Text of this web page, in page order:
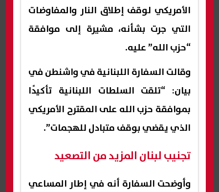
الأمريكي لوقف إطلاق النار والمفاوضات
التي جرت بشأنه، مشيرة إلى موافقة
“حزب الله” عليه.
وقالت السفارة اللبنانية في واشنطن في
بيان: “تلقت السلطات اللبنانية تأكيدًا
بموافقة حزب الله على المقترح الأمريكي
الذي يقضي بوقف متبادل للهجمات”.
تجنيب لبنان المزيد من التصعيد
وأوضحت السفارة أنه في إطار المساعي